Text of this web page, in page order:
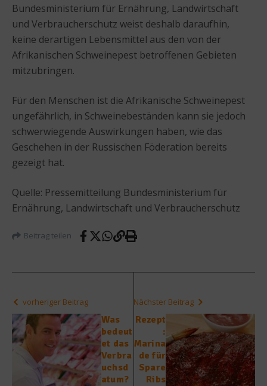
Bundesministerium für Ernährung, Landwirtschaft
und Verbraucherschutz weist deshalb daraufhin,
keine derartigen Lebensmittel aus den von der
Afrikanischen Schweinepest betroffenen Gebieten
mitzubringen.
Für den Menschen ist die Afrikanische Schweinepest
ungefährlich, in Schweinebeständen kann sie jedoch
schwerwiegende Auswirkungen haben, wie das
Geschehen in der Russischen Föderation bereits
gezeigt hat.
Quelle: Pressemitteilung Bundesministerium für
Ernährung, Landwirtschaft und Verbraucherschutz
Beitrag teilen
vorheriger Beitrag
Was
bedeut
et das
Verbra
uchsd
atum?
Nächster Beitrag
Rezept
:
Marina
de für
Spare
Ribs